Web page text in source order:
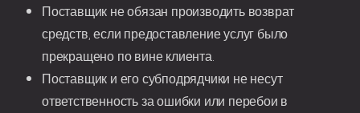
Поставщик не обязан производить возврат
средств, если предоставление услуг было
прекращено по вине клиента.
Поставщик и его субподрядчики не несут
ответственность за ошибки или перебои в